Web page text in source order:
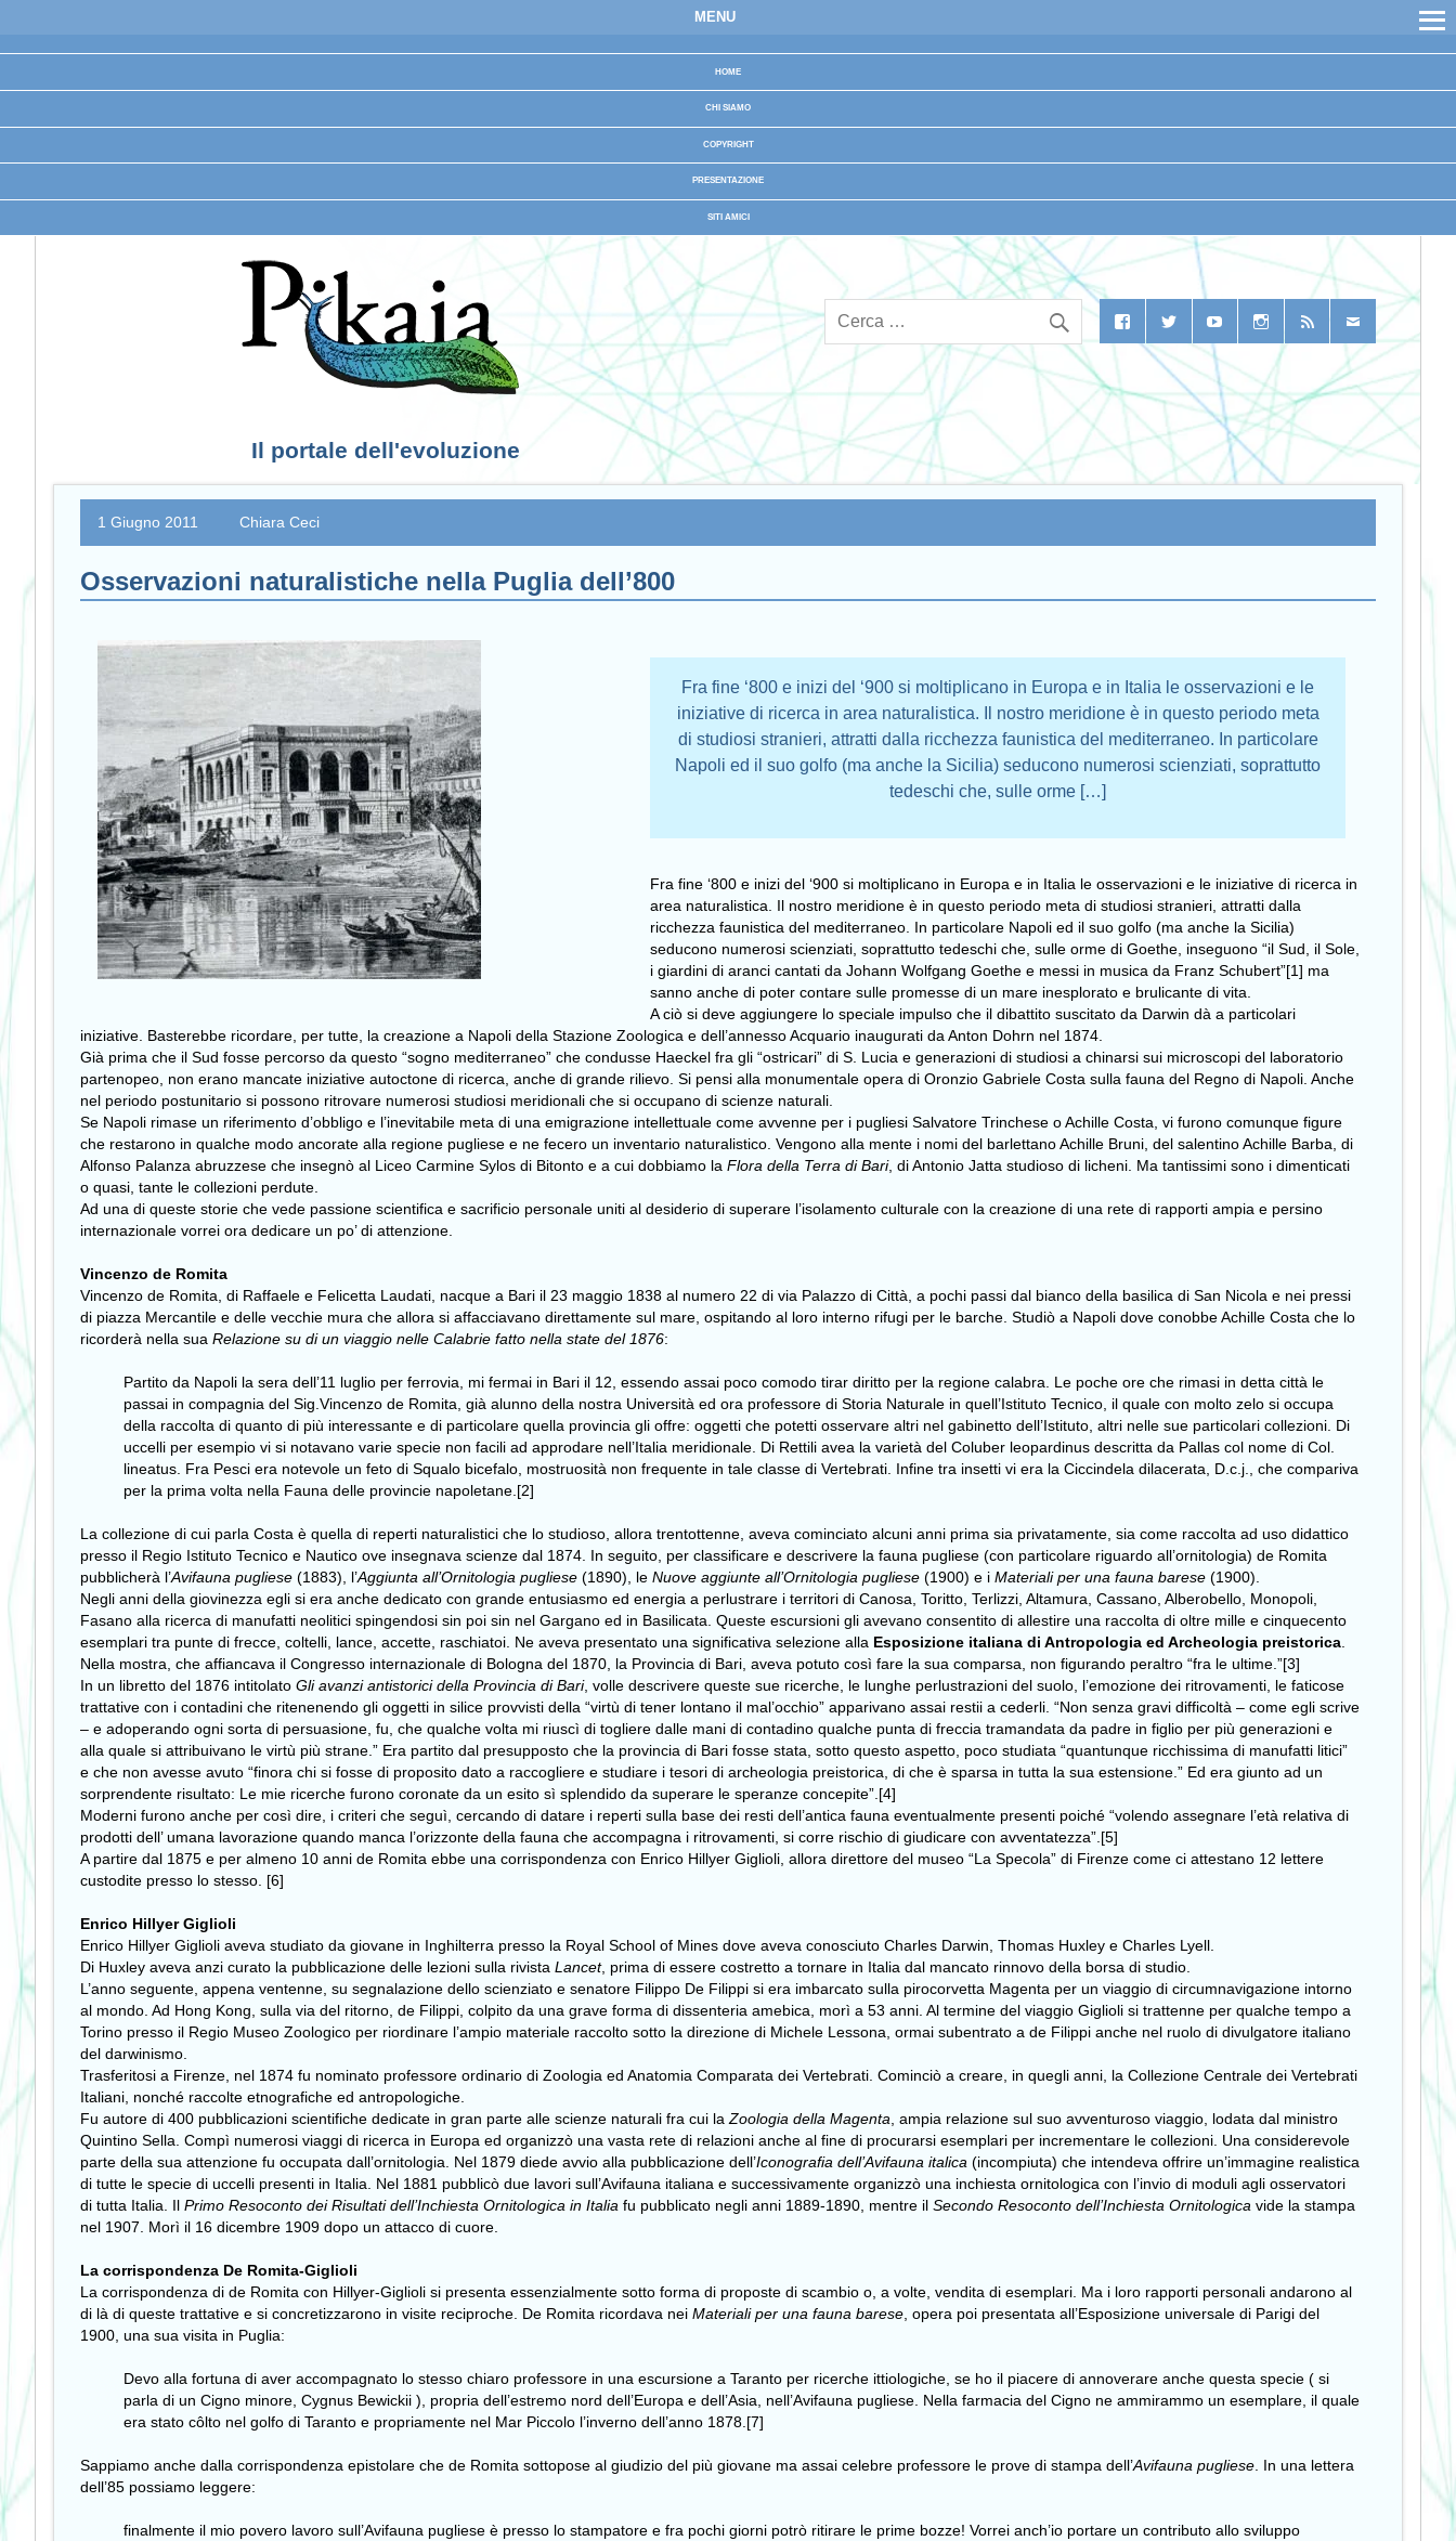
MENU
HOME
CHI SIAMO
COPYRIGHT
PRESENTAZIONE
SITI AMICI
Il portale dell'evoluzione
1 Giugno 2011 Chiara Ceci
Osservazioni naturalistiche nella Puglia dell’800
Fra fine ‘800 e inizi del ‘900 si moltiplicano in Europa e in Italia le osservazioni e le
iniziative di ricerca in area naturalistica. Il nostro meridione è in questo periodo meta
di studiosi stranieri, attratti dalla ricchezza faunistica del mediterraneo. In particolare
Napoli ed il suo golfo (ma anche la Sicilia) seducono numerosi scienziati, soprattutto
tedeschi che, sulle orme […]
Fra fine ‘800 e inizi del ‘900 si moltiplicano in Europa e in Italia le osservazioni e le iniziative di ricerca in
area naturalistica. Il nostro meridione è in questo periodo meta di studiosi stranieri, attratti dalla
ricchezza faunistica del mediterraneo. In particolare Napoli ed il suo golfo (ma anche la Sicilia)
seducono numerosi scienziati, soprattutto tedeschi che, sulle orme di Goethe, inseguono “il Sud, il Sole,
i giardini di aranci cantati da Johann Wolfgang Goethe e messi in musica da Franz Schubert”[1] ma
sanno anche di poter contare sulle promesse di un mare inesplorato e brulicante di vita.
A ciò si deve aggiungere lo speciale impulso che il dibattito suscitato da Darwin dà a particolari
iniziative. Basterebbe ricordare, per tutte, la creazione a Napoli della Stazione Zoologica e dell’annesso Acquario inaugurati da Anton Dohrn nel 1874.
Già prima che il Sud fosse percorso da questo “sogno mediterraneo” che condusse Haeckel fra gli “ostricari” di S. Lucia e generazioni di studiosi a chinarsi sui microscopi del laboratorio
partenopeo, non erano mancate iniziative autoctone di ricerca, anche di grande rilievo. Si pensi alla monumentale opera di Oronzio Gabriele Costa sulla fauna del Regno di Napoli. Anche
nel periodo postunitario si possono ritrovare numerosi studiosi meridionali che si occupano di scienze naturali.
Se Napoli rimase un riferimento d’obbligo e l’inevitabile meta di una emigrazione intellettuale come avvenne per i pugliesi Salvatore Trinchese o Achille Costa, vi furono comunque figure
che restarono in qualche modo ancorate alla regione pugliese e ne fecero un inventario naturalistico. Vengono alla mente i nomi del barlettano Achille Bruni, del salentino Achille Barba, di
Alfonso Palanza abruzzese che insegnò al Liceo Carmine Sylos di Bitonto e a cui dobbiamo la Flora della Terra di Bari, di Antonio Jatta studioso di licheni. Ma tantissimi sono i dimenticati
o quasi, tante le collezioni perdute.
Ad una di queste storie che vede passione scientifica e sacrificio personale uniti al desiderio di superare l’isolamento culturale con la creazione di una rete di rapporti ampia e persino
internazionale vorrei ora dedicare un po’ di attenzione.
Vincenzo de Romita
Vincenzo de Romita, di Raffaele e Felicetta Laudati, nacque a Bari il 23 maggio 1838 al numero 22 di via Palazzo di Città, a pochi passi dal bianco della basilica di San Nicola e nei pressi
di piazza Mercantile e delle vecchie mura che allora si affacciavano direttamente sul mare, ospitando al loro interno rifugi per le barche. Studiò a Napoli dove conobbe Achille Costa che lo
ricorderà nella sua Relazione su di un viaggio nelle Calabrie fatto nella state del 1876:
Partito da Napoli la sera dell’11 luglio per ferrovia, mi fermai in Bari il 12, essendo assai poco comodo tirar diritto per la regione calabra. Le poche ore che rimasi in detta città le
passai in compagnia del Sig.Vincenzo de Romita, già alunno della nostra Università ed ora professore di Storia Naturale in quell’Istituto Tecnico, il quale con molto zelo si occupa
della raccolta di quanto di più interessante e di particolare quella provincia gli offre: oggetti che potetti osservare altri nel gabinetto dell’Istituto, altri nelle sue particolari collezioni. Di
uccelli per esempio vi si notavano varie specie non facili ad approdare nell’Italia meridionale. Di Rettili avea la varietà del Coluber leopardinus descritta da Pallas col nome di Col.
lineatus. Fra Pesci era notevole un feto di Squalo bicefalo, mostruosità non frequente in tale classe di Vertebrati. Infine tra insetti vi era la Ciccindela dilacerata, D.c.j., che compariva
per la prima volta nella Fauna delle provincie napoletane.[2]
La collezione di cui parla Costa è quella di reperti naturalistici che lo studioso, allora trentottenne, aveva cominciato alcuni anni prima sia privatamente, sia come raccolta ad uso didattico
presso il Regio Istituto Tecnico e Nautico ove insegnava scienze dal 1874. In seguito, per classificare e descrivere la fauna pugliese (con particolare riguardo all’ornitologia) de Romita
pubblicherà l’Avifauna pugliese (1883), l’Aggiunta all’Ornitologia pugliese (1890), le Nuove aggiunte all’Ornitologia pugliese (1900) e i Materiali per una fauna barese (1900).
Negli anni della giovinezza egli si era anche dedicato con grande entusiasmo ed energia a perlustrare i territori di Canosa, Toritto, Terlizzi, Altamura, Cassano, Alberobello, Monopoli,
Fasano alla ricerca di manufatti neolitici spingendosi sin poi sin nel Gargano ed in Basilicata. Queste escursioni gli avevano consentito di allestire una raccolta di oltre mille e cinquecento
esemplari tra punte di frecce, coltelli, lance, accette, raschiatoi. Ne aveva presentato una significativa selezione alla Esposizione italiana di Antropologia ed Archeologia preistorica
Nella mostra, che affiancava il Congresso internazionale di Bologna del 1870, la Provincia di Bari, aveva potuto così fare la sua comparsa, non figurando peraltro “fra le ultime.”[3]
In un libretto del 1876 intitolato Gli avanzi antistorici della Provincia di Bari, volle descrivere queste sue ricerche, le lunghe perlustrazioni del suolo, l’emozione dei ritrovamenti, le faticose
trattative con i contadini che ritenenendo gli oggetti in silice provvisti della “virtù di tener lontano il mal’occhio” apparivano assai restii a cederli. “Non senza gravi difficoltà – come egli scrive
– e adoperando ogni sorta di persuasione, fu, che qualche volta mi riuscì di togliere dalle mani di contadino qualche punta di freccia tramandata da padre in figlio per più generazioni e
alla quale si attribuivano le virtù più strane.” Era partito dal presupposto che la provincia di Bari fosse stata, sotto questo aspetto, poco studiata “quantunque ricchissima di manufatti litici”
e che non avesse avuto “finora chi si fosse di proposito dato a raccogliere e studiare i tesori di archeologia preistorica, di che è sparsa in tutta la sua estensione.” Ed era giunto ad un
sorprendente risultato: Le mie ricerche furono coronate da un esito sì splendido da superare le speranze concepite”.[4]
Moderni furono anche per così dire, i criteri che seguì, cercando di datare i reperti sulla base dei resti dell’antica fauna eventualmente presenti poiché “volendo assegnare l’età relativa di
prodotti dell’ umana lavorazione quando manca l’orizzonte della fauna che accompagna i ritrovamenti, si corre rischio di giudicare con avventatezza”.[5]
A partire dal 1875 e per almeno 10 anni de Romita ebbe una corrispondenza con Enrico Hillyer Giglioli, allora direttore del museo “La Specola” di Firenze come ci attestano 12 lettere
custodite presso lo stesso. [6]
Enrico Hillyer Giglioli
Enrico Hillyer Giglioli aveva studiato da giovane in Inghilterra presso la Royal School of Mines dove aveva conosciuto Charles Darwin, Thomas Huxley e Charles Lyell.
Di Huxley aveva anzi curato la pubblicazione delle lezioni sulla rivista Lancet, prima di essere costretto a tornare in Italia dal mancato rinnovo della borsa di studio.
L’anno seguente, appena ventenne, su segnalazione dello scienziato e senatore Filippo De Filippi si era imbarcato sulla pirocorvetta Magenta per un viaggio di circumnavigazione intorno
al mondo. Ad Hong Kong, sulla via del ritorno, de Filippi, colpito da una grave forma di dissenteria amebica, morì a 53 anni. Al termine del viaggio Giglioli si trattenne per qualche tempo a
Torino presso il Regio Museo Zoologico per riordinare l’ampio materiale raccolto sotto la direzione di Michele Lessona, ormai subentrato a de Filippi anche nel ruolo di divulgatore italiano
del darwinismo.
Trasferitosi a Firenze, nel 1874 fu nominato professore ordinario di Zoologia ed Anatomia Comparata dei Vertebrati. Cominciò a creare, in quegli anni, la Collezione Centrale dei Vertebrati
Italiani, nonché raccolte etnografiche ed antropologiche.
Fu autore di 400 pubblicazioni scientifiche dedicate in gran parte alle scienze naturali fra cui la Zoologia della Magenta , ampia relazione sul suo avventuroso viaggio, lodata dal ministro
Quintino Sella. Compì numerosi viaggi di ricerca in Europa ed organizzò una vasta rete di relazioni anche al fine di procurarsi esemplari per incrementare le collezioni. Una considerevole
parte della sua attenzione fu occupata dall’ornitologia. Nel 1879 diede avvio alla pubblicazione dell’Iconografia dell’Avifauna italica (incompiuta) che intendeva offrire un’immagine realistica
di tutte le specie di uccelli presenti in Italia. Nel 1881 pubblicò due lavori sull’Avifauna italiana e successivamente organizzò una inchiesta ornitologica con l’invio di moduli agli osservatori
di tutta Italia. Il Primo Resoconto dei Risultati dell’Inchiesta Ornitologica in Italia fu pubblicato negli anni 1889-1890, mentre il Secondo Resoconto dell’Inchiesta Ornitologica vide la stampa
nel 1907. Morì il 16 dicembre 1909 dopo un attacco di cuore.
La corrispondenza De Romita-Giglioli
La corrispondenza di de Romita con Hillyer-Giglioli si presenta essenzialmente sotto forma di proposte di scambio o, a volte, vendita di esemplari. Ma i loro rapporti personali andarono al
di là di queste trattative e si concretizzarono in visite reciproche. De Romita ricordava nei Materiali per una fauna barese , opera poi presentata all’Esposizione universale di Parigi del
1900, una sua visita in Puglia:
Devo alla fortuna di aver accompagnato lo stesso chiaro professore in una escursione a Taranto per ricerche ittiologiche, se ho il piacere di annoverare anche questa specie ( si
parla di un Cigno minore, Cygnus Bewickii ), propria dell’estremo nord dell’Europa e dell’Asia, nell’Avifauna pugliese. Nella farmacia del Cigno ne ammirammo un esemplare, il quale
era stato côlto nel golfo di Taranto e propriamente nel Mar Piccolo l’inverno dell’anno 1878.[7]
Sappiamo anche dalla corrispondenza epistolare che de Romita sottopose al giudizio del più giovane ma assai celebre professore le prove di stampa dell’Avifauna pugliese . In una lettera
dell’85 possiamo leggere:
finalmente il mio povero lavoro sull’Avifauna pugliese è presso lo stampatore e fra pochi giorni potrò ritirare le prime bozze! Vorrei anch’io portare un contributo allo sviluppo